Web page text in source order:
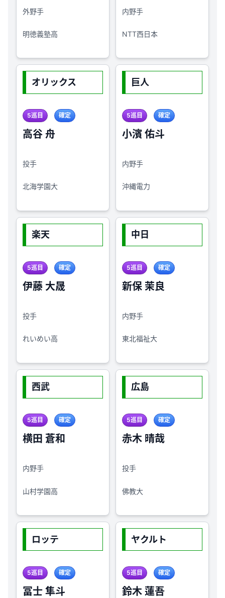
外野手
明徳義塾高
内野手
NTT西日本
オリックス
5巡目 確定
高谷 舟
投手
北海学園大
巨人
5巡目 確定
小濱 佑斗
内野手
沖縄電力
楽天
5巡目 確定
伊藤 大晟
投手
れいめい高
中日
5巡目 確定
新保 茉良
内野手
東北福祉大
西武
5巡目 確定
横田 蒼和
内野手
山村学園高
広島
5巡目 確定
赤木 晴哉
投手
佛教大
ロッテ
5巡目 確定
冨士 隼斗
ヤクルト
5巡目 確定
鈴木 蓮吾